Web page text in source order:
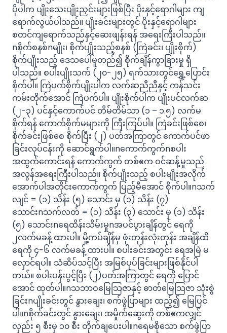
ပိုပါက ပျိုးသေးပျိုးညှင်းများဖြစ်ပြီး ပိုးနှင့်ရောဂါများ ကျ
ရောက်လွယ်ပါသည်။ ပျိုးခင်းများတွင် ပိုးနှင့်ရောဂါများ
စတင်ကျရောက်သည်နှင့်ဆေးဖျန်းရန် အရေးကြီးပါသည်။
nစိုက်စနစ်nမျိုး၊ စိုက်ပျိုးသည့်စနစ် (ကြဲခင်း၊ ပျိုးစိုက်)
စိုက်ပျိုးသည့် ဒေသပေါ်မူတည်၍ စိုက်ချိန်ကွာခြားမှု ရှိ
ပါသည်။ စပါးပျိုးသက် (၂၀-၂၅) ရက်သားတွင်ရွှေ့ပြောင်း
စိုက်ပါ။ ကြဲပက်စိုက်ပျိုးပါက လက်ဆညီညီနှင့် ကန်သင်း
ကမ်းတိုက်အောင် ကြဲပက်ပါ။ ပျိုးစိုက်ပါက ပျိုးပင်လက်ဆ
(၂-၃) ပင်နှင့်ကောက်ပင် တိမ်တိမ်သာ (၁ – ၁.၅) လက်မ
စိုက်ရန် ကောက်စိုက်မများကို ကြီးကြပ်ပါ။ ကြဲခင်းဖြစ်စေ၊
စိုက်ခင်းဖြစ်စေ စိုက်ပြီး (၂) ပတ်အကြာတွင် ကောက်ပင်ဖာ
ခြင်းလုပ်ငန်းကို ဆောင်ရွက်ပါ။nကောက်ကွက်nစပါး
အထွက်ကောင်းရန် ကောက်ကွက် တစ်ဧက ဝင်ဆန့်မှုသည်
အလွန်အရေးကြီးပါသည်။ စိုက်ပျိုးသည့် စပါးမျိုးအလိုက်
အောက်ပါအတိုင်းကောက်ကွက် ပြည့်မီအောင် စိုက်ပါ။nသက်
လျင် = (၁) သိန်း (၅) သောင်း မှ (၁) သိန်း (၇)
သောင်းnသက်လတ် = (၁) သိန်း (၃) သောင်း မှ (၁) သိန်း
(၅) သောင်းnရေထိန်းသိမ်းမှုnအပင်ပွားချိန်တွင် ရေကို
၂လက်မခန့် ထားပါ။ မှို့ကပ်ချိန်မှ ဖုံးတုန်းလုံးတုန်း အချိန်ထိ
ရေကို ၄-၆ လက်မခန့် ထားပါ။ စပါးခင်းအတွင်း ရေအမြဲ မ
လှောင်ရပါ။ သံဆိပ်သင့်ပြီး အမြစ်ပုပ်ခြင်းများဖြစ်နိုင်ပါ
တယ်။ စပါးပန်းပွင့်ပြီး (၂)ပတ်အကြာတွင် ရေကို ပြောင်
အောင် ထုတ်ပါ။nသဘာဝမြေသြဇာနှင့် ဓာတ်မြေသြဇာ သုံးစွဲ
ခြင်းnပျိုးခင်းတွင် နွားချေး၊ စက်ဖွဲပြာများ ထည့်၍ မြေပြင်
ပါ။nစိုက်ခင်းတွင် နွားချေး၊ အမှိုက်ဆွေးကို တစ်ဧကလျှင်
လှည်း ၅ စီးမှ ၁၀ စီး တိုက်ချပေးပါ။nရေမစိုသော စက်ဖွဲပြာ